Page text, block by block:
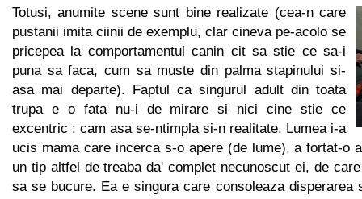
Totusi, anumite scene sunt bine realizate (cea-n care
pustanii imita ciinii de exemplu, clar cineva pe-acolo se
pricepea la comportamentul canin cit sa stie ce sa-i
puna sa faca, cum sa muste din palma stapinului si-
asa mai departe). Faptul ca singurul adult din toata
trupa e o fata nu-i de mirare si nici cine stie ce
excentric : cam asa se-ntimpla si-n realitate. Lumea i-a
ucis mama care incerca s-o apere (de lume), a fortat-o
un tip altfel de treaba da' complet necunoscut ei, de
sa se bucure. Ea e singura care consoleaza disperarea